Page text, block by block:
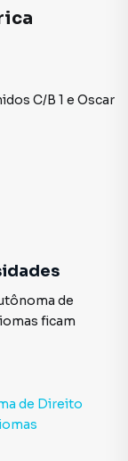
C/B 1 e Oscar
de
ficam
de Direito